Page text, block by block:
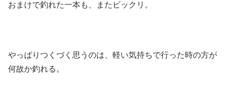
おまけで釣れた一本も、またビックリ。
やっぱりつくづく思うのは、軽い気持ちで行った時の方が
何故か釣れる。